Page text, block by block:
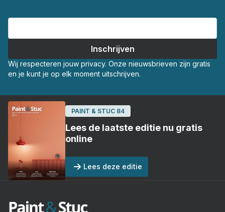
Wij respecteren jouw privacy. Onze nieuwsbrieven zijn gratis
en je kunt je op elk moment uitschrijven.
PAINT & STUC 84
Lees de laatste editie nu gratis
online
Lees deze editie